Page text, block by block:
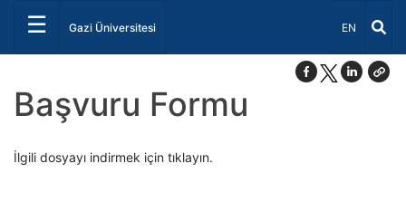
☰ Gazi Üniversitesi Dil Seçiniz
EN
Başvuru Formu
İlgili dosyayı indirmek için tıklayın.